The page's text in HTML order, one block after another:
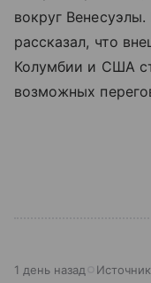
вокруг
рассказал, что
Колумбии и США
возможных
1 день назад